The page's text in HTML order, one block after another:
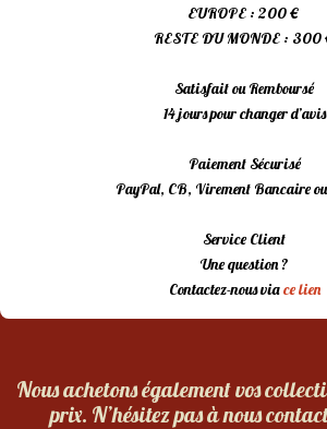
EUROPE : 200 €
RESTE DU MONDE : 300
Satisfait ou Remboursé
14 jours pour changer d’avis
Paiement Sécurisé
PayPal, CB, Virement Bancaire ou
Service Client
Une question ?
Contactez-nous viace lien
Nous achetons également vos
prix. N’hésitez pas à nous